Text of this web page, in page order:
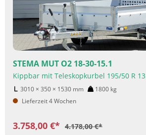
STEMA MUT O2 18-30-15.1
Kippbar mit Teleskopkurbel 195/50 R 13
3010 × 350 × 1530 mm 1800 kg
Lieferzeit 4 Wochen
3.758,00 €* 4.178,00 €*